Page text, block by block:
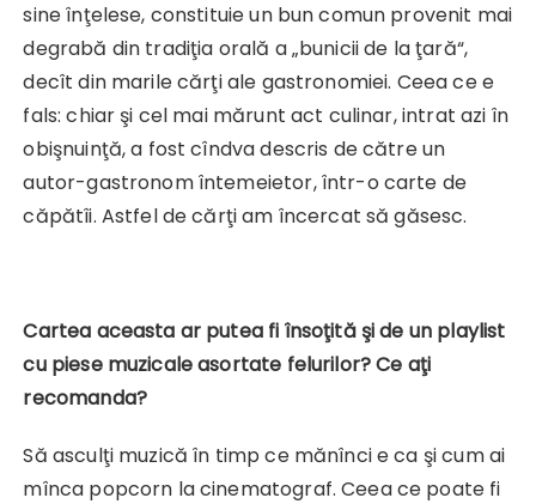
sine înţelese, constituie un bun comun provenit mai
degrabă din tradiţia orală a „bunicii de la ţară“,
decît din marile cărţi ale gastronomiei. Ceea ce e
fals: chiar şi cel mai mărunt act culinar, intrat azi în
obişnuinţă, a fost cîndva descris de către un
autor-gastronom întemeietor, într-o carte de
căpătîi. Astfel de cărţi am încercat să găsesc.
Cartea aceasta ar putea fi însoţită şi de un playlist
cu piese muzicale asortate felurilor? Ce aţi
recomanda?
Să asculţi muzică în timp ce mănînci e ca şi cum ai
mînca popcorn la cinematograf. Ceea ce poate fi